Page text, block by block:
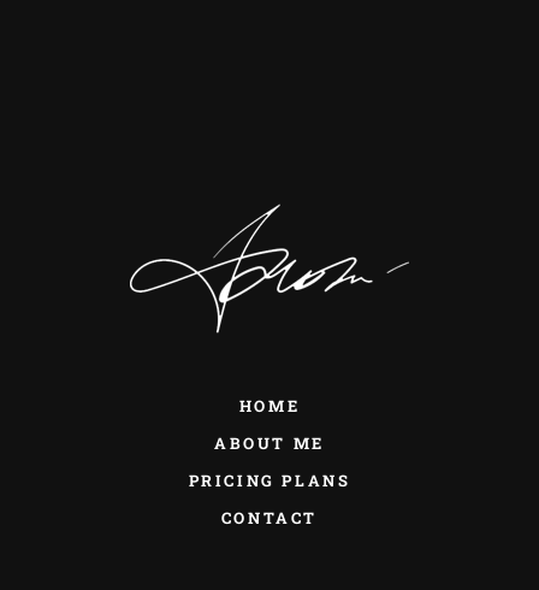
HOME
ABOUT ME
PRICING PLANS
CONTACT